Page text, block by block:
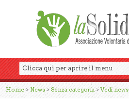
Home> News> Senza categoria>Vedi news